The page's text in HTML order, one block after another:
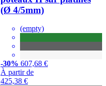
(Ø 4/5mm)
(empty)
-30% 607,68 €
À partir de
425,38 €